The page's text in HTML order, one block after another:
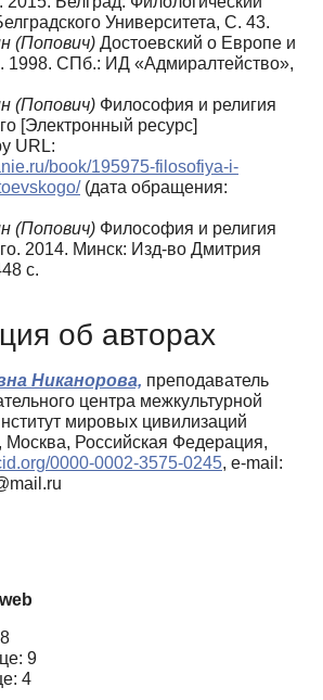
Университета, С. 43.
(Попович) Достоевский о Европе и
1998. СПб.: ИД «Адмиралтейство»,
(Попович) Философия и религия
[Электронный ресурс]
URL:
book/195975-filosofiya-i-
(дата обращения:
(Попович) Философия и религия
2014. Минск: Изд-во Дмитрия
с.
об авторах
Никанорова, преподаватель
центра межкультурной
мировых цивилизаций
Российская Федерация,
0000-0002-3575-0245, e-mail:
9
4